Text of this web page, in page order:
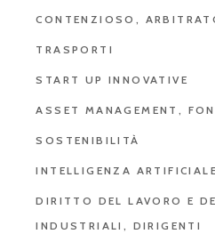
CONTENZIOSO,
TRASPORTI
START UP INNOVATIVE
ASSET MANAGEMENT,
SOSTENIBILITÀ
INTELLIGENZA ARTIFICIALE
DIRITTO DEL LAVORO E
INDUSTRIALI, DIRIGENTI